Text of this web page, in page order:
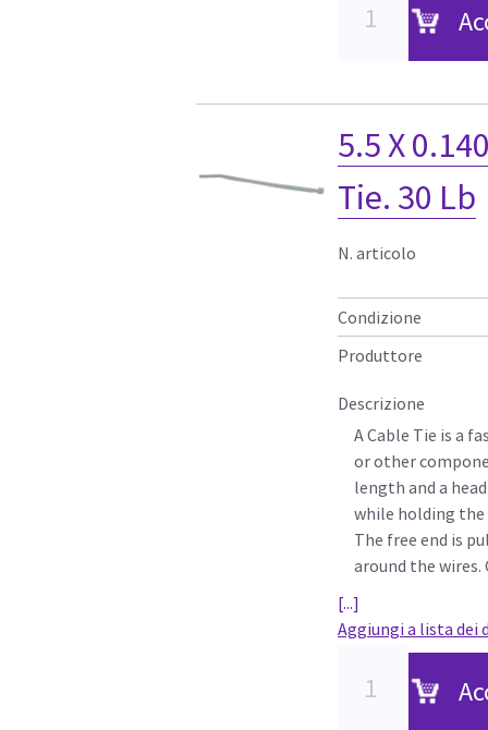
5.5 X
Tie. 30 Lb
N. articolo
Condizione
Produttore
Descrizione
A Cable Tie is a
or other
length and a
while holding the
The free end is
around the wires.
[...]
Aggiungi a lista dei